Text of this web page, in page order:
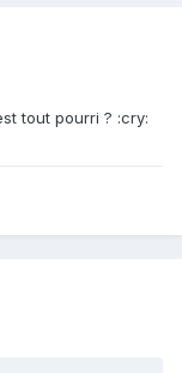
tout pourri ? :cry: